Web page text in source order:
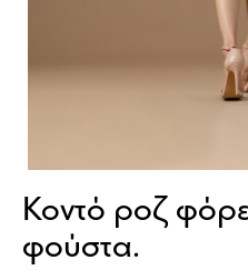
Κοντό ροζ
φούστα.